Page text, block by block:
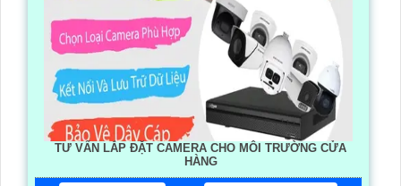
TƯ VẤN LẮP ĐẶT CAMERA CHO MÔI TRƯỜNG CỬA
HÀNG